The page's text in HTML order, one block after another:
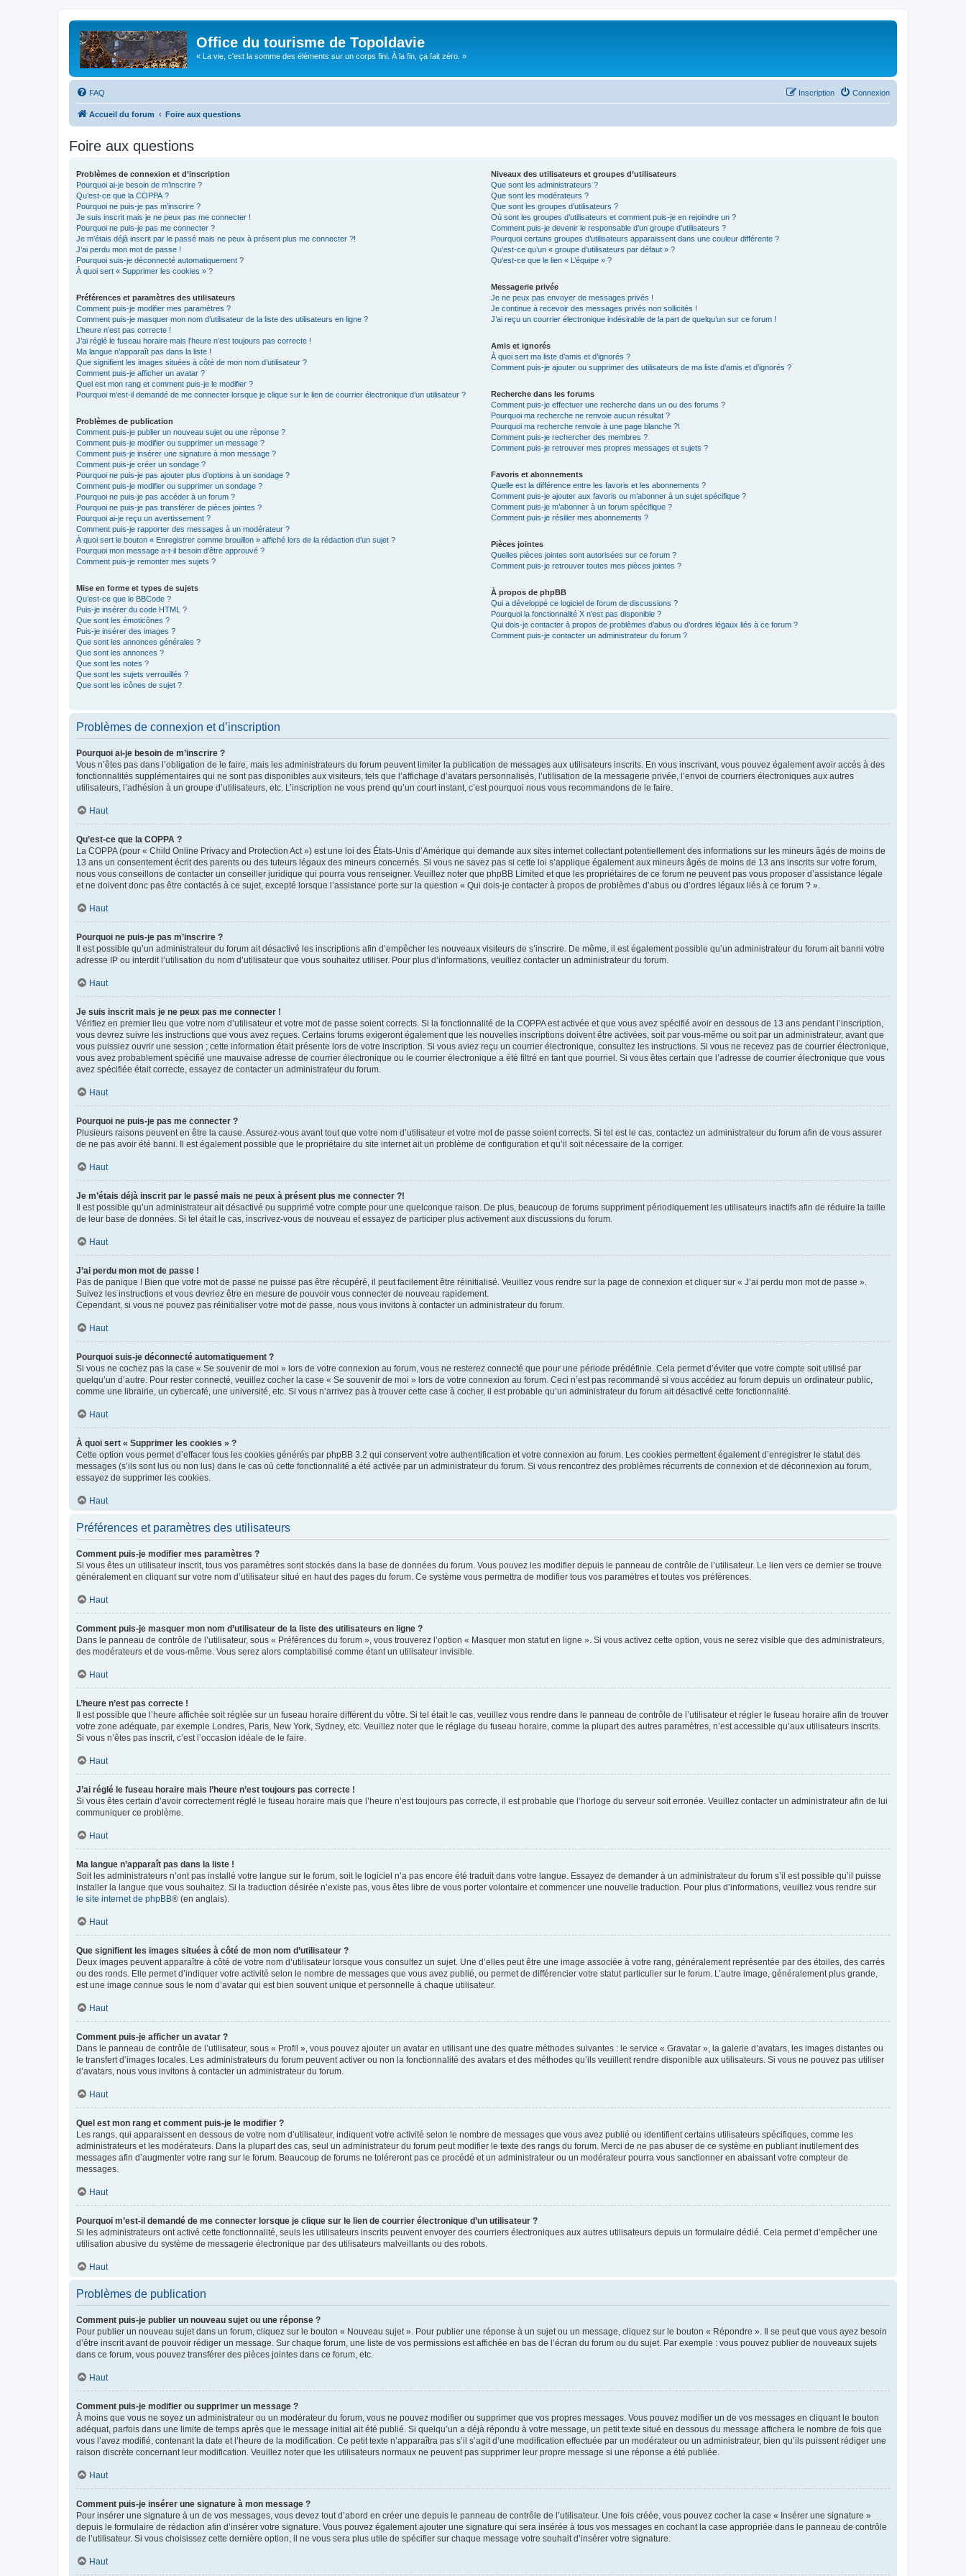
Office du tourisme de Topoldavie
« La vie, c'est la somme des éléments sur un corps fini. À la fin, ça fait zéro. »
FAQ Connexion
Inscription
Accueil du forum Foire aux questions
Foire aux questions
Problèmes de connexion et d’inscription
Pourquoi ai-je besoin de m’inscrire ?
Qu’est-ce que la COPPA ?
Pourquoi ne puis-je pas m’inscrire ?
Je suis inscrit mais je ne peux pas me connecter !
Pourquoi ne puis-je pas me connecter ?
Je m’étais déjà inscrit par le passé mais ne peux à présent plus me connecter ?!
J’ai perdu mon mot de passe !
Pourquoi suis-je déconnecté automatiquement ?
À quoi sert « Supprimer les cookies » ?
Préférences et paramètres des utilisateurs
Comment puis-je modifier mes paramètres ?
Comment puis-je masquer mon nom d’utilisateur de la liste des utilisateurs en ligne ?
L’heure n’est pas correcte !
J’ai réglé le fuseau horaire mais l’heure n’est toujours pas correcte !
Ma langue n’apparaît pas dans la liste !
Que signifient les images situées à côté de mon nom d’utilisateur ?
Comment puis-je afficher un avatar ?
Quel est mon rang et comment puis-je le modifier ?
Pourquoi m’est-il demandé de me connecter lorsque je clique sur le lien de courrier électronique d’un utilisateur ?
Problèmes de publication
Comment puis-je publier un nouveau sujet ou une réponse ?
Comment puis-je modifier ou supprimer un message ?
Comment puis-je insérer une signature à mon message ?
Comment puis-je créer un sondage ?
Pourquoi ne puis-je pas ajouter plus d’options à un sondage ?
Comment puis-je modifier ou supprimer un sondage ?
Pourquoi ne puis-je pas accéder à un forum ?
Pourquoi ne puis-je pas transférer de pièces jointes ?
Pourquoi ai-je reçu un avertissement ?
Comment puis-je rapporter des messages à un modérateur ?
À quoi sert le bouton « Enregistrer comme brouillon » affiché lors de la rédaction d’un sujet ?
Pourquoi mon message a-t-il besoin d’être approuvé ?
Comment puis-je remonter mes sujets ?
Mise en forme et types de sujets
Qu’est-ce que le BBCode ?
Puis-je insérer du code HTML ?
Que sont les émoticônes ?
Puis-je insérer des images ?
Que sont les annonces générales ?
Que sont les annonces ?
Que sont les notes ?
Que sont les sujets verrouillés ?
Que sont les icônes de sujet ?
Niveaux des utilisateurs et groupes d’utilisateurs
Que sont les administrateurs ?
Que sont les modérateurs ?
Que sont les groupes d’utilisateurs ?
Où sont les groupes d’utilisateurs et comment puis-je en rejoindre un ?
Comment puis-je devenir le responsable d’un groupe d’utilisateurs ?
Pourquoi certains groupes d’utilisateurs apparaissent dans une couleur différente ?
Qu’est-ce qu’un « groupe d’utilisateurs par défaut » ?
Qu’est-ce que le lien « L’équipe » ?
Messagerie privée
Je ne peux pas envoyer de messages privés !
Je continue à recevoir des messages privés non sollicités !
J’ai reçu un courrier électronique indésirable de la part de quelqu’un sur ce forum !
Amis et ignorés
À quoi sert ma liste d’amis et d’ignorés ?
Comment puis-je ajouter ou supprimer des utilisateurs de ma liste d’amis et d’ignorés ?
Recherche dans les forums
Comment puis-je effectuer une recherche dans un ou des forums ?
Pourquoi ma recherche ne renvoie aucun résultat ?
Pourquoi ma recherche renvoie à une page blanche ?!
Comment puis-je rechercher des membres ?
Comment puis-je retrouver mes propres messages et sujets ?
Favoris et abonnements
Quelle est la différence entre les favoris et les abonnements ?
Comment puis-je ajouter aux favoris ou m’abonner à un sujet spécifique ?
Comment puis-je m’abonner à un forum spécifique ?
Comment puis-je résilier mes abonnements ?
Pièces jointes
Quelles pièces jointes sont autorisées sur ce forum ?
Comment puis-je retrouver toutes mes pièces jointes ?
À propos de phpBB
Qui a développé ce logiciel de forum de discussions ?
Pourquoi la fonctionnalité X n’est pas disponible ?
Qui dois-je contacter à propos de problèmes d’abus ou d’ordres légaux liés à ce forum ?
Comment puis-je contacter un administrateur du forum ?
Problèmes de connexion et d’inscription
Pourquoi ai-je besoin de m’inscrire ?
Vous n’êtes pas dans l’obligation de le faire, mais les administrateurs du forum peuvent limiter la publication de messages aux utilisateurs inscrits. En vous inscrivant, vous pouvez également avoir accès à des
fonctionnalités supplémentaires qui ne sont pas disponibles aux visiteurs, tels que l’affichage d’avatars personnalisés, l’utilisation de la messagerie privée, l’envoi de courriers électroniques aux autres
utilisateurs, l’adhésion à un groupe d’utilisateurs, etc. L’inscription ne vous prend qu’un court instant, c’est pourquoi nous vous recommandons de le faire.
Haut
Qu’est-ce que la COPPA ?
La COPPA (pour « Child Online Privacy and Protection Act ») est une loi des États-Unis d’Amérique qui demande aux sites internet collectant potentiellement des informations sur les mineurs âgés de moins de
13 ans un consentement écrit des parents ou des tuteurs légaux des mineurs concernés. Si vous ne savez pas si cette loi s’applique également aux mineurs âgés de moins de 13 ans inscrits sur votre forum,
nous vous conseillons de contacter un conseiller juridique qui pourra vous renseigner. Veuillez noter que phpBB Limited et que les propriétaires de ce forum ne peuvent pas vous proposer d’assistance légale
et ne doivent donc pas être contactés à ce sujet, excepté lorsque l’assistance porte sur la question « Qui dois-je contacter à propos de problèmes d’abus ou d’ordres légaux liés à ce forum ? ».
Haut
Pourquoi ne puis-je pas m’inscrire ?
Il est possible qu’un administrateur du forum ait désactivé les inscriptions afin d’empêcher les nouveaux visiteurs de s’inscrire. De même, il est également possible qu’un administrateur du forum ait banni votre
adresse IP ou interdit l’utilisation du nom d’utilisateur que vous souhaitez utiliser. Pour plus d’informations, veuillez contacter un administrateur du forum.
Haut
Je suis inscrit mais je ne peux pas me connecter !
Vérifiez en premier lieu que votre nom d’utilisateur et votre mot de passe soient corrects. Si la fonctionnalité de la COPPA est activée et que vous avez spécifié avoir en dessous de 13 ans pendant l’inscription,
vous devrez suivre les instructions que vous avez reçues. Certains forums exigeront également que les nouvelles inscriptions doivent être activées, soit par vous-même ou soit par un administrateur, avant que
vous puissiez ouvrir une session ; cette information était présente lors de votre inscription. Si vous aviez reçu un courrier électronique, consultez les instructions. Si vous ne recevez pas de courrier électronique,
vous avez probablement spécifié une mauvaise adresse de courrier électronique ou le courrier électronique a été filtré en tant que pourriel. Si vous êtes certain que l’adresse de courrier électronique que vous
avez spécifiée était correcte, essayez de contacter un administrateur du forum.
Haut
Pourquoi ne puis-je pas me connecter ?
Plusieurs raisons peuvent en être la cause. Assurez-vous avant tout que votre nom d’utilisateur et votre mot de passe soient corrects. Si tel est le cas, contactez un administrateur du forum afin de vous assurer
de ne pas avoir été banni. Il est également possible que le propriétaire du site internet ait un problème de configuration et qu’il soit nécessaire de la corriger.
Haut
Je m’étais déjà inscrit par le passé mais ne peux à présent plus me connecter ?!
Il est possible qu’un administrateur ait désactivé ou supprimé votre compte pour une quelconque raison. De plus, beaucoup de forums suppriment périodiquement les utilisateurs inactifs afin de réduire la taille
de leur base de données. Si tel était le cas, inscrivez-vous de nouveau et essayez de participer plus activement aux discussions du forum.
Haut
J’ai perdu mon mot de passe !
Pas de panique ! Bien que votre mot de passe ne puisse pas être récupéré, il peut facilement être réinitialisé. Veuillez vous rendre sur la page de connexion et cliquer sur « J’ai perdu mon mot de passe ».
Suivez les instructions et vous devriez être en mesure de pouvoir vous connecter de nouveau rapidement.
Cependant, si vous ne pouvez pas réinitialiser votre mot de passe, nous vous invitons à contacter un administrateur du forum.
Haut
Pourquoi suis-je déconnecté automatiquement ?
Si vous ne cochez pas la case « Se souvenir de moi » lors de votre connexion au forum, vous ne resterez connecté que pour une période prédéfinie. Cela permet d’éviter que votre compte soit utilisé par
quelqu’un d’autre. Pour rester connecté, veuillez cocher la case « Se souvenir de moi » lors de votre connexion au forum. Ceci n’est pas recommandé si vous accédez au forum depuis un ordinateur public,
comme une librairie, un cybercafé, une université, etc. Si vous n’arrivez pas à trouver cette case à cocher, il est probable qu’un administrateur du forum ait désactivé cette fonctionnalité.
Haut
À quoi sert « Supprimer les cookies » ?
Cette option vous permet d’effacer tous les cookies générés par phpBB 3.2 qui conservent votre authentification et votre connexion au forum. Les cookies permettent également d’enregistrer le statut des
messages (s’ils sont lus ou non lus) dans le cas où cette fonctionnalité a été activée par un administrateur du forum. Si vous rencontrez des problèmes récurrents de connexion et de déconnexion au forum,
essayez de supprimer les cookies.
Haut
Préférences et paramètres des utilisateurs
Comment puis-je modifier mes paramètres ?
Si vous êtes un utilisateur inscrit, tous vos paramètres sont stockés dans la base de données du forum. Vous pouvez les modifier depuis le panneau de contrôle de l’utilisateur. Le lien vers ce dernier se trouve
généralement en cliquant sur votre nom d’utilisateur situé en haut des pages du forum. Ce système vous permettra de modifier tous vos paramètres et toutes vos préférences.
Haut
Comment puis-je masquer mon nom d’utilisateur de la liste des utilisateurs en ligne ?
Dans le panneau de contrôle de l’utilisateur, sous « Préférences du forum », vous trouverez l’option « Masquer mon statut en ligne ». Si vous activez cette option, vous ne serez visible que des administrateurs,
des modérateurs et de vous-même. Vous serez alors comptabilisé comme étant un utilisateur invisible.
Haut
L’heure n’est pas correcte !
Il est possible que l’heure affichée soit réglée sur un fuseau horaire différent du vôtre. Si tel était le cas, veuillez vous rendre dans le panneau de contrôle de l’utilisateur et régler le fuseau horaire afin de trouver
votre zone adéquate, par exemple Londres, Paris, New York, Sydney, etc. Veuillez noter que le réglage du fuseau horaire, comme la plupart des autres paramètres, n’est accessible qu’aux utilisateurs inscrits.
Si vous n’êtes pas inscrit, c’est l’occasion idéale de le faire.
Haut
J’ai réglé le fuseau horaire mais l’heure n’est toujours pas correcte !
Si vous êtes certain d’avoir correctement réglé le fuseau horaire mais que l’heure n’est toujours pas correcte, il est probable que l’horloge du serveur soit erronée. Veuillez contacter un administrateur afin de lui
communiquer ce problème.
Haut
Ma langue n’apparaît pas dans la liste !
Soit les administrateurs n’ont pas installé votre langue sur le forum, soit le logiciel n’a pas encore été traduit dans votre langue. Essayez de demander à un administrateur du forum s’il est possible qu’il puisse
installer la langue que vous souhaitez. Si la traduction désirée n’existe pas, vous êtes libre de vous porter volontaire et commencer une nouvelle traduction. Pour plus d’informations, veuillez vous rendre sur
le site internet de phpBB® (en anglais).
Haut
Que signifient les images situées à côté de mon nom d’utilisateur ?
Deux images peuvent apparaître à côté de votre nom d’utilisateur lorsque vous consultez un sujet. Une d’elles peut être une image associée à votre rang, généralement représentée par des étoiles, des carrés
ou des ronds. Elle permet d’indiquer votre activité selon le nombre de messages que vous avez publié, ou permet de différencier votre statut particulier sur le forum. L’autre image, généralement plus grande,
est une image connue sous le nom d’avatar qui est bien souvent unique et personnelle à chaque utilisateur.
Haut
Comment puis-je afficher un avatar ?
Dans le panneau de contrôle de l’utilisateur, sous « Profil », vous pouvez ajouter un avatar en utilisant une des quatre méthodes suivantes : le service « Gravatar », la galerie d’avatars, les images distantes ou
le transfert d’images locales. Les administrateurs du forum peuvent activer ou non la fonctionnalité des avatars et des méthodes qu’ils veuillent rendre disponible aux utilisateurs. Si vous ne pouvez pas utiliser
d’avatars, nous vous invitons à contacter un administrateur du forum.
Haut
Quel est mon rang et comment puis-je le modifier ?
Les rangs, qui apparaissent en dessous de votre nom d’utilisateur, indiquent votre activité selon le nombre de messages que vous avez publié ou identifient certains utilisateurs spécifiques, comme les
administrateurs et les modérateurs. Dans la plupart des cas, seul un administrateur du forum peut modifier le texte des rangs du forum. Merci de ne pas abuser de ce système en publiant inutilement des
messages afin d’augmenter votre rang sur le forum. Beaucoup de forums ne toléreront pas ce procédé et un administrateur ou un modérateur pourra vous sanctionner en abaissant votre compteur de
messages.
Haut
Pourquoi m’est-il demandé de me connecter lorsque je clique sur le lien de courrier électronique d’un utilisateur ?
Si les administrateurs ont activé cette fonctionnalité, seuls les utilisateurs inscrits peuvent envoyer des courriers électroniques aux autres utilisateurs depuis un formulaire dédié. Cela permet d’empêcher une
utilisation abusive du système de messagerie électronique par des utilisateurs malveillants ou des robots.
Haut
Problèmes de publication
Comment puis-je publier un nouveau sujet ou une réponse ?
Pour publier un nouveau sujet dans un forum, cliquez sur le bouton « Nouveau sujet ». Pour publier une réponse à un sujet ou un message, cliquez sur le bouton « Répondre ». Il se peut que vous ayez besoin
d’être inscrit avant de pouvoir rédiger un message. Sur chaque forum, une liste de vos permissions est affichée en bas de l’écran du forum ou du sujet. Par exemple : vous pouvez publier de nouveaux sujets
dans ce forum, vous pouvez transférer des pièces jointes dans ce forum, etc.
Haut
Comment puis-je modifier ou supprimer un message ?
À moins que vous ne soyez un administrateur ou un modérateur du forum, vous ne pouvez modifier ou supprimer que vos propres messages. Vous pouvez modifier un de vos messages en cliquant le bouton
adéquat, parfois dans une limite de temps après que le message initial ait été publié. Si quelqu’un a déjà répondu à votre message, un petit texte situé en dessous du message affichera le nombre de fois que
vous l’avez modifié, contenant la date et l’heure de la modification. Ce petit texte n’apparaîtra pas s’il s’agit d’une modification effectuée par un modérateur ou un administrateur, bien qu’ils puissent rédiger une
raison discrète concernant leur modification. Veuillez noter que les utilisateurs normaux ne peuvent pas supprimer leur propre message si une réponse a été publiée.
Haut
Comment puis-je insérer une signature à mon message ?
Pour insérer une signature à un de vos messages, vous devez tout d’abord en créer une depuis le panneau de contrôle de l’utilisateur. Une fois créée, vous pouvez cocher la case « Insérer une signature »
depuis le formulaire de rédaction afin d’insérer votre signature. Vous pouvez également ajouter une signature qui sera insérée à tous vos messages en cochant la case appropriée dans le panneau de contrôle
de l’utilisateur. Si vous choisissez cette dernière option, il ne vous sera plus utile de spécifier sur chaque message votre souhait d’insérer votre signature.
Haut